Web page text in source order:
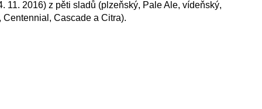
11. 2016) z pěti sladů (plzeňský, Pale Ale, vídeňský,
Cascade a Citra).